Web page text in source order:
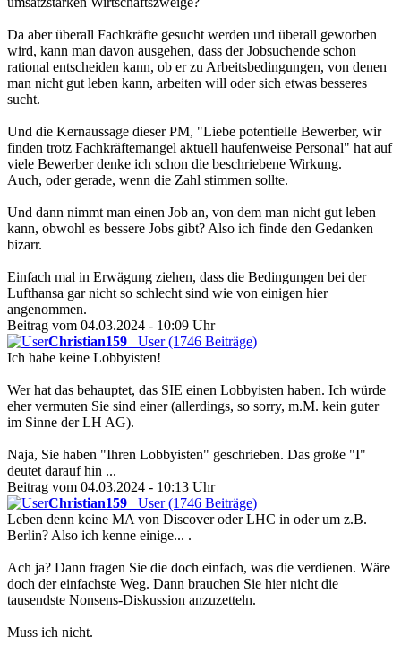
Da aber überall Fachkräfte gesucht werden und überall geworben
wird, kann man davon ausgehen, dass der Jobsuchende schon
rational entscheiden kann, ob er zu Arbeitsbedingungen, von denen
man nicht gut leben kann, arbeiten will oder sich etwas besseres
sucht.
Und die Kernaussage dieser PM, "Liebe potentielle Bewerber, wir
finden trotz Fachkräftemangel aktuell haufenweise Personal" hat auf
viele Bewerber denke ich schon die beschriebene Wirkung.
Auch, oder gerade, wenn die Zahl stimmen sollte.
Und dann nimmt man einen Job an, von dem man nicht gut leben
kann, obwohl es bessere Jobs gibt? Also ich finde den Gedanken
bizarr.
Einfach mal in Erwägung ziehen, dass die Bedingungen bei der
Lufthansa gar nicht so schlecht sind wie von einigen hier
angenommen.
Beitrag vom 04.03.2024 - 10:09 Uhr
Christian159
User (1746 Beiträge)
Ich habe keine Lobbyisten!
Wer hat das behauptet, das SIE einen Lobbyisten haben. Ich würde
eher vermuten Sie sind einer (allerdings, so sorry, m.M. kein guter
im Sinne der LH AG).
Naja, Sie haben "Ihren Lobbyisten" geschrieben. Das große "I"
deutet darauf hin ...
Beitrag vom 04.03.2024 - 10:13 Uhr
Christian159
User (1746 Beiträge)
Leben denn keine MA von Discover oder LHC in oder um z.B.
Berlin? Also ich kenne einige... .
Ach ja? Dann fragen Sie die doch einfach, was die verdienen. Wäre
doch der einfachste Weg. Dann brauchen Sie hier nicht die
tausendste Nonsens-Diskussion anzuzetteln.
Muss ich nicht.